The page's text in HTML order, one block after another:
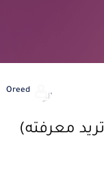
Oreed
معرفته)